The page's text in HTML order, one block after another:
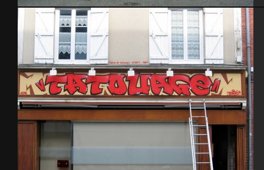
Gymnase Saint-Pierre Eglise – 2014